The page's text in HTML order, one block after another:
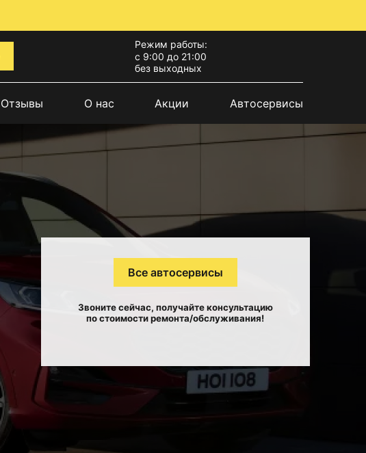
Режим работы:
с 9:00 до 21:00
без выходных
Отзывы О нас Акции Автосервисы
Все автосервисы
Звоните сейчас, получайте консультацию
по стоимости ремонта/обслуживания!